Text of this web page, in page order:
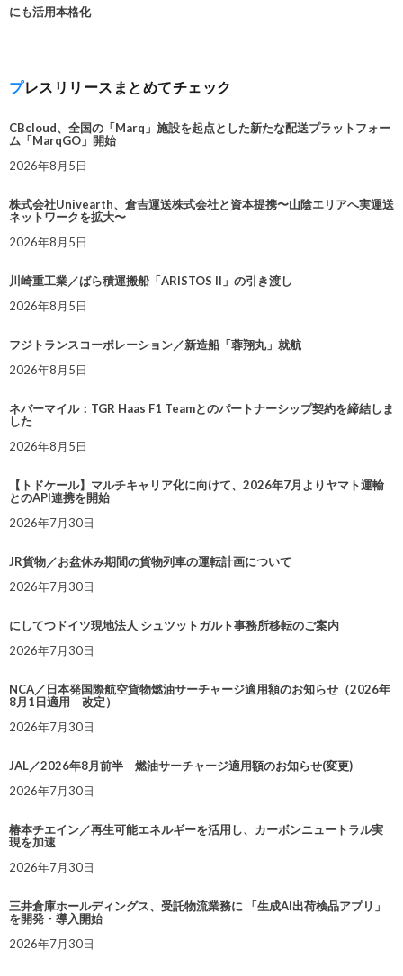
にも活用本格化
プレスリリースまとめてチェック
CBcloud、全国の「Marq」施設を起点とした新たな配送プラットフォー
ム「MarqGO」開始
2026年8月5日
株式会社Univearth、倉吉運送株式会社と資本提携〜山陰エリアへ実運送
ネットワークを拡大〜
2026年8月5日
川崎重工業／ばら積運搬船「ARISTOS II」の引き渡し
2026年8月5日
フジトランスコーポレーション／新造船「蓉翔丸」就航
2026年8月5日
ネバーマイル：TGR Haas F1 Teamとのパートナーシップ契約を締結しま
した
2026年8月5日
【トドケール】マルチキャリア化に向けて、2026年7月よりヤマト運輸
とのAPI連携を開始
2026年7月30日
JR貨物／お盆休み期間の貨物列車の運転計画について
2026年7月30日
にしてつドイツ現地法人 シュツットガルト事務所移転のご案内
2026年7月30日
NCA／日本発国際航空貨物燃油サーチャージ適用額のお知らせ（2026年
8月1日適用 改定）
2026年7月30日
JAL／2026年8月前半 燃油サーチャージ適用額のお知らせ(変更)
2026年7月30日
椿本チエイン／再生可能エネルギーを活用し、カーボンニュートラル実
現を加速
2026年7月30日
三井倉庫ホールディングス、受託物流業務に 「生成AI出荷検品アプリ」
を開発・導入開始
2026年7月30日